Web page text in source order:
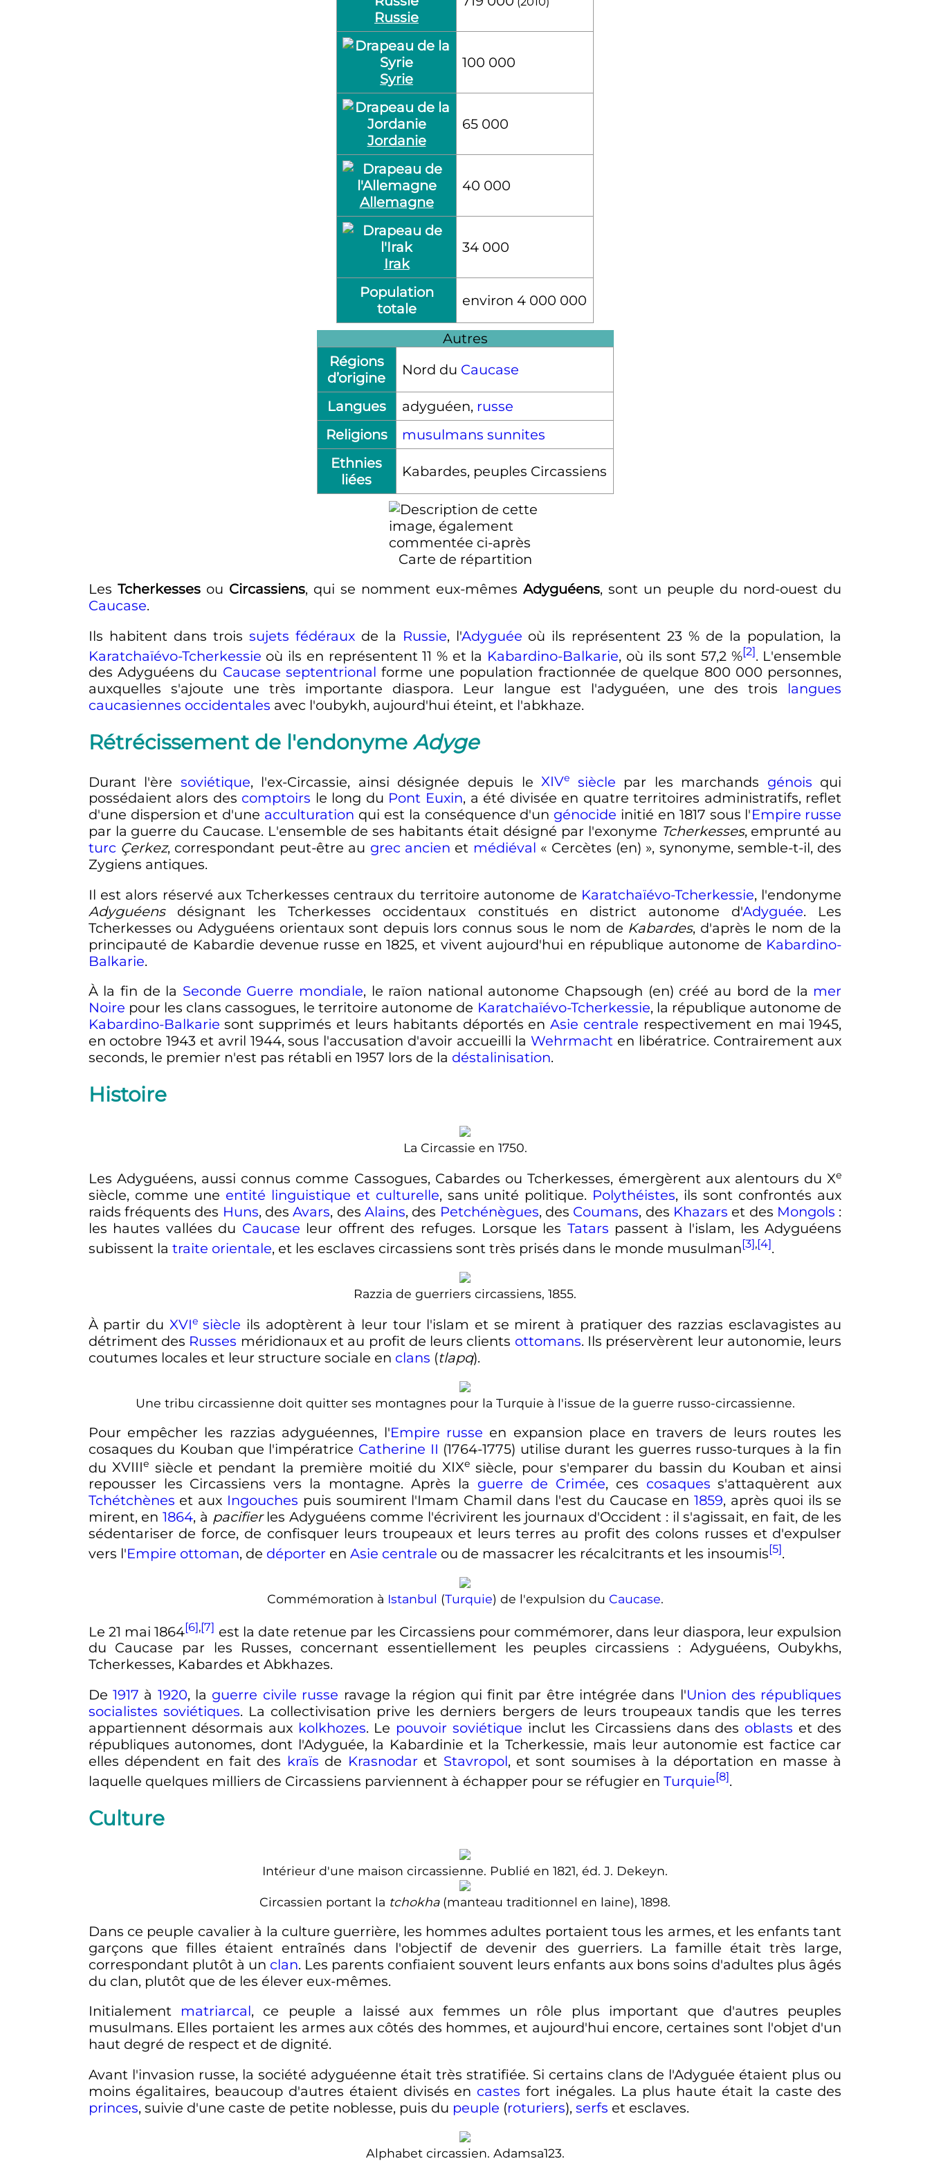
Russie
Syrie
100 000
Jordanie
65 000
Allemagne
40 000
Irak
34 000
Population
totale
environ 4 000 000
Autres
Régions
d’origine
Nord du Caucase
Langues adyguéen, russe
Religions
musulmans sunnites
Ethnies
liées
Kabardes, peuples Circassiens
Carte de répartition
Les Tcherkessesou Circassiens, qui se nomment eux-mêmesAdyguéens, sont un peuple du nord-ouest du
Caucase.
Ils habitent dans trois sujets fédérauxde la Russie, l'Adyguée où ils représentent 23 % de la population, la
Karatchaïévo-Tcherkessie où ils en représentent 11 % et la Kabardino-Balkarie, où ils sont 57,2 %[2]. L'ensemble
des Adyguéens du Caucase septentrional forme une population fractionnée de quelque 800 000 personnes,
auxquelles s'ajoute une très importante diaspora. Leur langue est l'adyguéen, une des trois langues
caucasiennes occidentales avec l'oubykh, aujourd'hui éteint, et l'abkhaze.
Rétrécissement de l'endonymeAdyge
Durant l'ère soviétique, l'ex-Circassie, ainsi désignée depuis leXIVe siècle par les marchands génois qui
possédaient alors des comptoirs le long du Pont Euxin, a été divisée en quatre territoires administratifs, reflet
d'une dispersion et d'une acculturation qui est la conséquence d'un génocide initié en 1817 sous l'Empire russe
par la guerre du Caucase. L'ensemble de ses habitants était désigné par l'exonyme Tcherkesses, emprunté au
turc Çerkez, correspondant peut-être au grec ancien et médiéval « Cercètes (en) », synonyme, semble-t-il, des
Zygiens antiques.
Il est alors réservé aux Tcherkesses centraux du territoire autonome de Karatchaïévo-Tcherkessie, l'endonyme
Adyguéensdésignant les Tcherkesses occidentaux constitués en district autonome d'Adyguée. Les
Tcherkesses ou Adyguéens orientaux sont depuis lors connus sous le nom de Kabardes, d'après le nom de la
principauté de Kabardie devenue russe en 1825, et vivent aujourd'hui en république autonome de Kabardino-
Balkarie.
À la fin de la Seconde Guerre mondiale, le raïon national autonome Chapsough (en) créé au bord de la mer
Noire pour les clans cassogues, le territoire autonome de Karatchaïévo-Tcherkessie, la république autonome de
Kabardino-Balkarie sont supprimés et leurs habitants déportés enAsie centrale respectivement en mai 1945,
en octobre 1943 et avril 1944, sous l'accusation d'avoir accueilli laWehrmacht en libératrice. Contrairement aux
seconds, le premier n'est pas rétabli en 1957 lors de la déstalinisation.
Histoire
La Circassie en 1750.
Les Adyguéens, aussi connus comme Cassogues, Cabardes ou Tcherkesses, émergèrent aux alentours du Xe
siècle, comme une entité linguistique et culturelle, sans unité politique. Polythéistes, ils sont confrontés aux
raids fréquents des Huns, desAvars, desAlains, des Petchénègues, des Coumans, des Khazars et des Mongols :
les hautes vallées du Caucase leur offrent des refuges. Lorsque les Tatars passent à l'islam, les Adyguéens
subissent la traite orientale, et les esclaves circassiens sont très prisés dans le monde musulman[3],[4].
Razzia de guerriers circassiens, 1855.
À partir du XVIesiècle ils adoptèrent à leur tour l'islam et se mirent à pratiquer des razzias esclavagistes au
détriment des Russes méridionaux et au profit de leurs clients ottomans. Ils préservèrent leur autonomie, leurs
coutumes locales et leur structure sociale en clans (tlapq).
Une tribu circassienne doit quitter ses montagnes pour la Turquie à l'issue de la guerre russo-circassienne.
Pour empêcher les razzias adyguéennes, l'Empire russe en expansion place en travers de leurs routes les
cosaques du Kouban que l'impératrice Catherine II (1764-1775) utilise durant les guerres russo-turques à la fin
duXVIIIe siècle et pendant la première moitié du XIXe siècle, pour s'emparer du bassin du Kouban et ainsi
repousser les Circassiens vers la montagne. Après la guerre de Crimée, ces cosaques s'attaquèrent aux
Tchétchènes et aux Ingouches puis soumirent l'Imam Chamil dans l'est du Caucase en1859, après quoi ils se
mirent, en1864, à pacifierles Adyguéens comme l'écrivirent les journaux d'Occident : il s'agissait, en fait, de les
sédentariser de force, de confisquer leurs troupeaux et leurs terres au profit des colons russes et d'expulser
vers l'Empire ottoman, de déporter en Asie centrale ou de massacrer les récalcitrants et les insoumis[5].
Commémoration à Istanbul (Turquie) de l'expulsion du Caucase.
Le 21 mai 1864[6],[7] est la date retenue par les Circassiens pour commémorer, dans leur diaspora, leur expulsion
du Caucase par les Russes, concernant essentiellement les peuples circassiens
: Adyguéens, Oubykhs,
Tcherkesses, Kabardes et Abkhazes.
De1917 à 1920, la guerre civile russe ravage la région qui finit par être intégrée dans l'Union des républiques
socialistes soviétiques. La collectivisation prive les derniers bergers de leurs troupeaux tandis que les terres
appartiennent désormais aux kolkhozes. Le pouvoir soviétique inclut les Circassiens dans des oblasts et des
républiques autonomes, dont l'Adyguée, la Kabardinie et la Tcherkessie, mais leur autonomie est factice car
elles dépendent en fait des kraïs de Krasnodar et Stavropol, et sont soumises à la déportation en masse à
laquelle quelques milliers de Circassiens parviennent à échapper pour se réfugier en Turquie[8].
Culture
Intérieur d'une maison circassienne. Publié en 1821, éd. J. Dekeyn.
Circassien portant la tchokha(manteau traditionnel en laine), 1898.
Dans ce peuple cavalier à la culture guerrière, les hommes adultes portaient tous les armes, et les enfants tant
garçons que filles étaient entraînés dans l'objectif de devenir des guerriers. La famille était très large,
correspondant plutôt à un clan. Les parents confiaient souvent leurs enfants aux bons soins d'adultes plus âgés
du clan, plutôt que de les élever eux-mêmes.
Initialement matriarcal, ce peuple a laissé aux femmes un rôle plus important que d'autres peuples
musulmans. Elles portaient les armes aux côtés des hommes, et aujourd'hui encore, certaines sont l'objet d'un
haut degré de respect et de dignité.
Avant l'invasion russe, la société adyguéenne était très stratifiée. Si certains clans de l'Adyguée étaient plus ou
moins égalitaires, beaucoup d'autres étaient divisés en castes fort inégales. La plus haute était la caste des
princes, suivie d'une caste de petite noblesse, puis du peuple (roturiers), serfs et esclaves.
Alphabet circassien. Adamsa123.